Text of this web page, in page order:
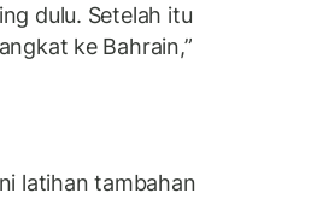
dulu. Setelah itu
ke Bahrain,”
latihan tambahan